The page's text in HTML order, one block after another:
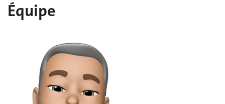
Équipe